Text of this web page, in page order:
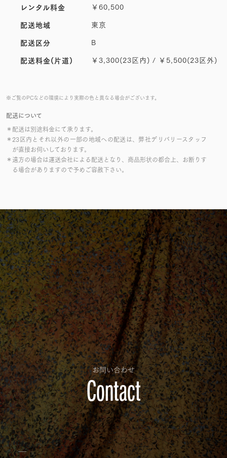
※ご覧のPCなどの環境により実際の色と異なる場合がございます。
配送について
＊配送は別途料金にて承ります。
＊23区内とそれ以外の一部の地域への配送は、弊社デリバリースタッフ
が直接お伺いしております。
＊遠方の場合は運送会社による配送となり、商品形状の都合上、お断りす
る場合がありますので予めご容赦下さい。
レンタル料金 ￥60,500
配送地域 東京
配送区分 B
配送料金(片道) ￥3,300(23区内) / ￥5,500(23区外)
お問い合わせ
Contact